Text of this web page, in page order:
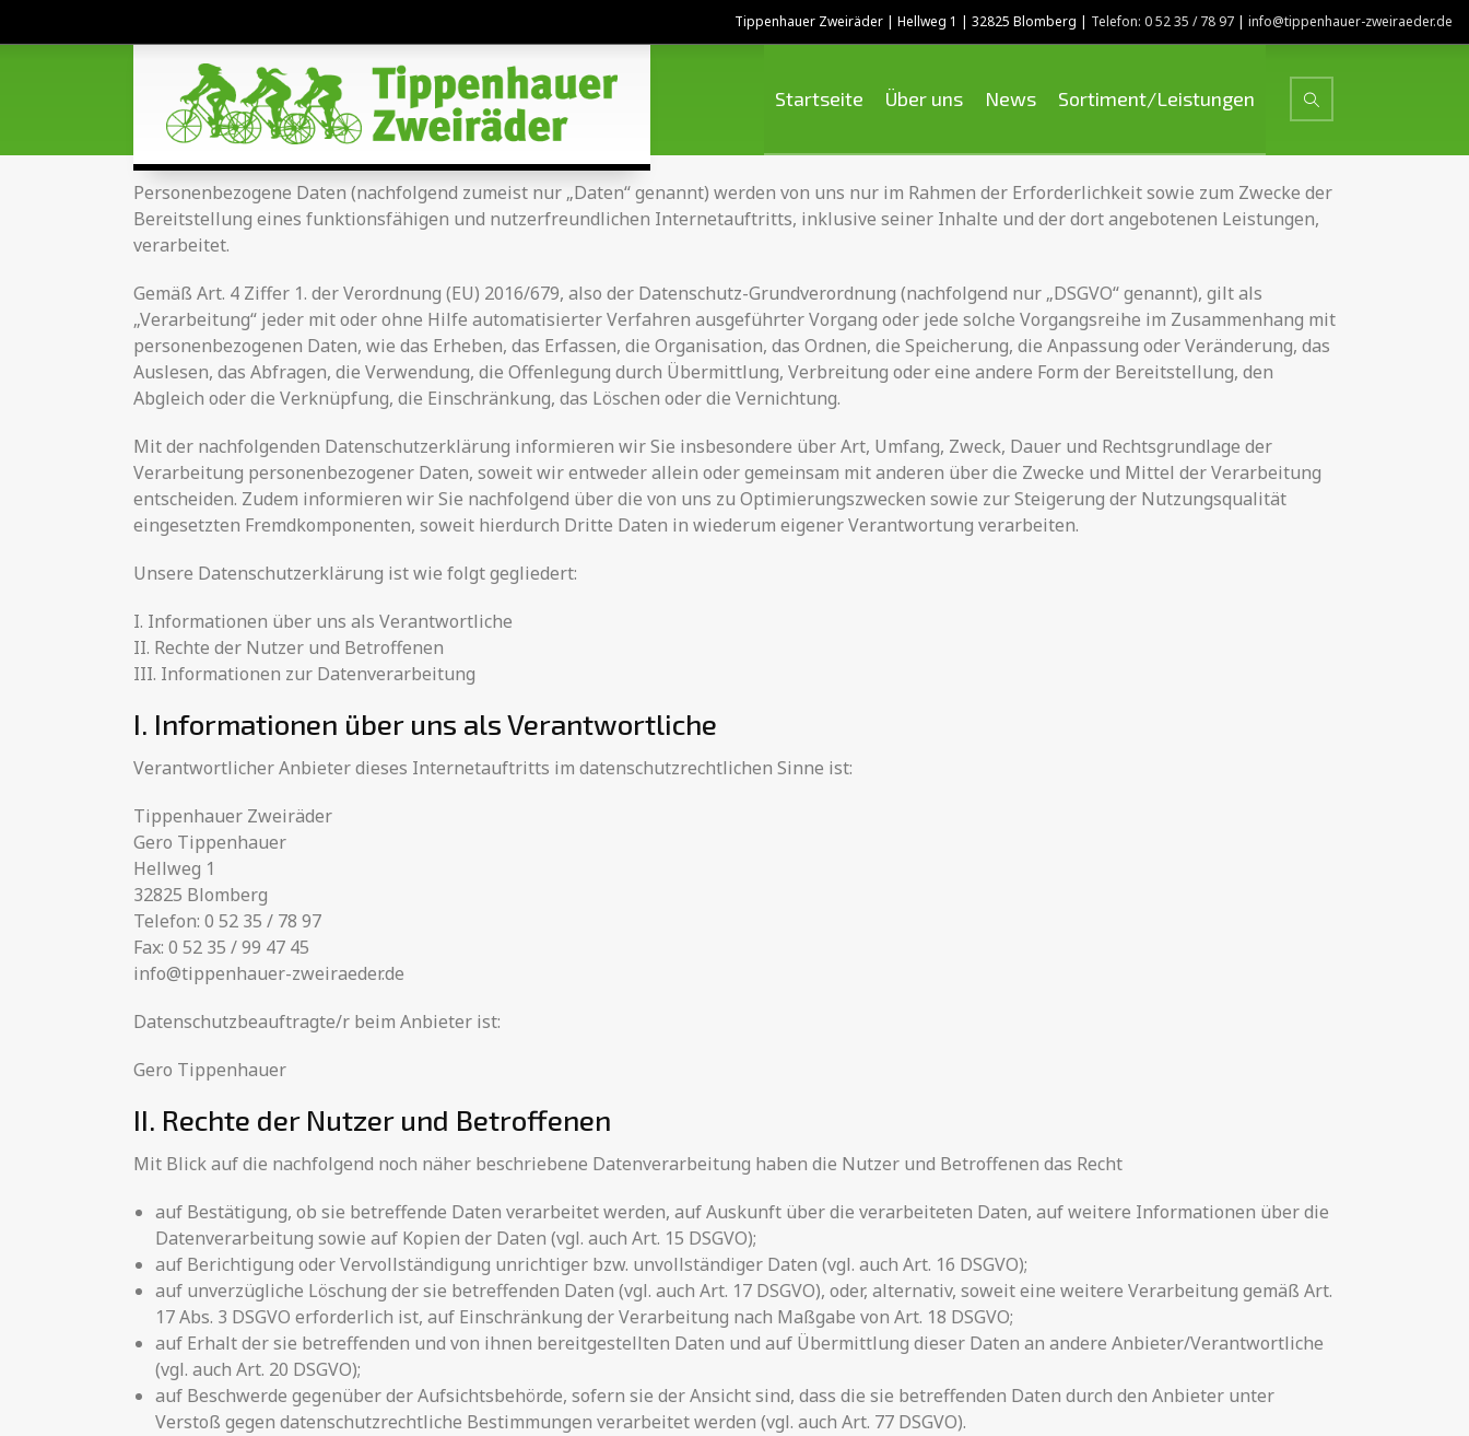
Tippenhauer Zweiräder | Hellweg 1 | 32825 Blomberg | Telefon: 0 52 35 / 78 97 | info@tippenhauer-zweiraeder.de
Startseite Über uns News Sortiment/Leistungen
Personenbezogene Daten (nachfolgend zumeist nur „Daten“ genannt) werden von uns nur im Rahmen der Erforderlichkeit sowie zum Zwecke der
Bereitstellung eines funktionsfähigen und nutzerfreundlichen Internetauftritts, inklusive seiner Inhalte und der dort angebotenen Leistungen,
verarbeitet.
Gemäß Art. 4 Ziffer 1. der Verordnung (EU) 2016/679, also der Datenschutz-Grundverordnung (nachfolgend nur „DSGVO“ genannt), gilt als
„Verarbeitung“ jeder mit oder ohne Hilfe automatisierter Verfahren ausgeführter Vorgang oder jede solche Vorgangsreihe im Zusammenhang mit
personenbezogenen Daten, wie das Erheben, das Erfassen, die Organisation, das Ordnen, die Speicherung, die Anpassung oder Veränderung, das
Auslesen, das Abfragen, die Verwendung, die Offenlegung durch Übermittlung, Verbreitung oder eine andere Form der Bereitstellung, den
Abgleich oder die Verknüpfung, die Einschränkung, das Löschen oder die Vernichtung.
Mit der nachfolgenden Datenschutzerklärung informieren wir Sie insbesondere über Art, Umfang, Zweck, Dauer und Rechtsgrundlage der
Verarbeitung personenbezogener Daten, soweit wir entweder allein oder gemeinsam mit anderen über die Zwecke und Mittel der Verarbeitung
entscheiden. Zudem informieren wir Sie nachfolgend über die von uns zu Optimierungszwecken sowie zur Steigerung der Nutzungsqualität
eingesetzten Fremdkomponenten, soweit hierdurch Dritte Daten in wiederum eigener Verantwortung verarbeiten.
Unsere Datenschutzerklärung ist wie folgt gegliedert:
I. Informationen über uns als Verantwortliche
II. Rechte der Nutzer und Betroffenen
III. Informationen zur Datenverarbeitung
I. Informationen über uns als Verantwortliche
Verantwortlicher Anbieter dieses Internetauftritts im datenschutzrechtlichen Sinne ist:
Tippenhauer Zweiräder
Gero Tippenhauer
Hellweg 1
32825 Blomberg
Telefon: 0 52 35 / 78 97
Fax: 0 52 35 / 99 47 45
info@tippenhauer-zweiraeder.de
Datenschutzbeauftragte/r beim Anbieter ist:
Gero Tippenhauer
II. Rechte der Nutzer und Betroffenen
Mit Blick auf die nachfolgend noch näher beschriebene Datenverarbeitung haben die Nutzer und Betroffenen das Recht
auf Bestätigung, ob sie betreffende Daten verarbeitet werden, auf Auskunft über die verarbeiteten Daten, auf weitere Informationen über die
Datenverarbeitung sowie auf Kopien der Daten (vgl. auch Art. 15 DSGVO);
auf Berichtigung oder Vervollständigung unrichtiger bzw. unvollständiger Daten (vgl. auch Art. 16 DSGVO);
auf unverzügliche Löschung der sie betreffenden Daten (vgl. auch Art. 17 DSGVO), oder, alternativ, soweit eine weitere Verarbeitung gemäß Art.
17 Abs. 3 DSGVO erforderlich ist, auf Einschränkung der Verarbeitung nach Maßgabe von Art. 18 DSGVO;
auf Erhalt der sie betreffenden und von ihnen bereitgestellten Daten und auf Übermittlung dieser Daten an andere Anbieter/Verantwortliche
(vgl. auch Art. 20 DSGVO);
auf Beschwerde gegenüber der Aufsichtsbehörde, sofern sie der Ansicht sind, dass die sie betreffenden Daten durch den Anbieter unter
Verstoß gegen datenschutzrechtliche Bestimmungen verarbeitet werden (vgl. auch Art. 77 DSGVO).